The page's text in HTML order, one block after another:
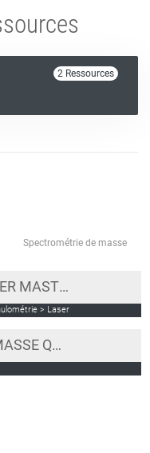
2 Ressources
Spectrométrie de masse
GRANULOMÈTRE LASER MASTER SIZER 3000
> Laser
SPECTROMÈTRE DE MASSE QTRAP 6500+ ABSCIEX